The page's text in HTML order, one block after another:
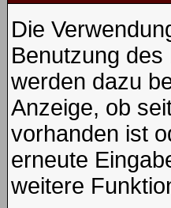
Die
Benutzung
werden dazu
Anzeige, ob
vorhanden ist
erneute
weitere